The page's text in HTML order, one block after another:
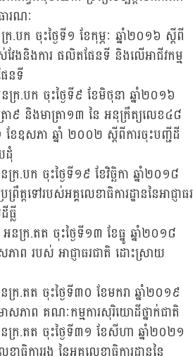
រណៈ
បក ចុះថ្ងៃទី១ ខែកុម្ភៈ ឆ្នាំ២០១៦ ស្តីពី
ស់វែងនិងការ ផលិតផែនទី និងលើអាជីវកម្ម
នទី
រ.បក ចុះថ្ងៃទី៩ ខែមិថុនា ឆ្នាំ២០១៦
ា៩ និងមាត្រា១៣ នៃ អនុក្រឹត្យលេខ៤៨
ែឧសភា ឆ្នាំ ២០០២ ស្តីពីការចុះបញ្ជីដី
ដុំ
.បក ចុះថ្ងៃទី១៩ ខែវិច្ឆិកា ឆ្នាំ២០១៨
រឹត្តទៅរបស់អគ្គលេខាធិការដ្ឋាននៃអាជ្ញាធរ
លី
ក្រ.តត ចុះថ្ងៃទី១៣ ខែធ្នូ ឆ្នាំ២០១៨
ភាព របស់ អាជ្ញាធរជាតិ ដោះស្រាយ
.តត ចុះថ្ងៃទី៣០ ខែមករា ឆ្នាំ២០១៩
សភាព គណៈកម្មការសុរិយោដីថ្នាក់ជាតិ
រ.តត ចុះថ្ងៃទី៣១ ខែសីហា ឆ្នាំ២០២១